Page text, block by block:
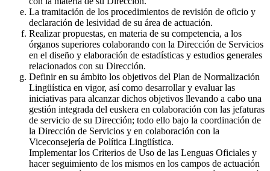
La tramitación de los procedimientos de revisión de oficio y
declaración de lesividad de su área de actuación.
Realizar propuestas, en materia de su competencia, a los
órganos superiores colaborando con la Dirección de Servicios
en el diseño y elaboración de estadísticas y estudios generales
relacionados con su Dirección.
Definir en su ámbito los objetivos del Plan de Normalización
Lingüística en vigor, así como desarrollar y evaluar las
iniciativas para alcanzar dichos objetivos llevando a cabo una
gestión integrada del euskera en colaboración con las jefaturas
de servicio de su Dirección; todo ello bajo la coordinación de
la Dirección de Servicios y en colaboración con la
Viceconsejería de Política Lingüística.
Implementar los Criterios de Uso de las Lenguas Oficiales y
hacer seguimiento de los mismos en los campos de actuación